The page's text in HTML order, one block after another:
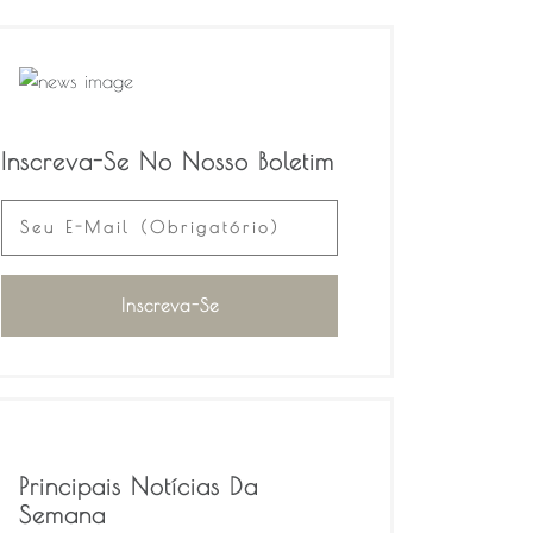
Inscreva-Se No Nosso Boletim
Principais Notícias Da
Semana